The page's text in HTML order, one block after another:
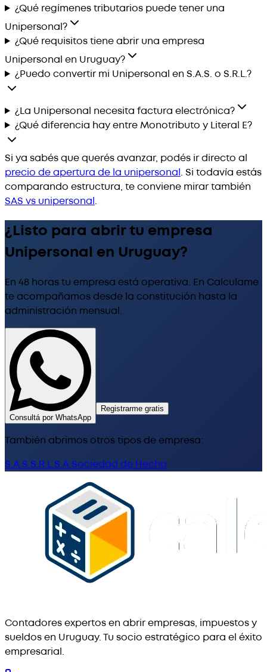
¿Qué regímenes tributarios puede tener una
Unipersonal?
¿Qué requisitos tiene abrir una empresa
Unipersonal en Uruguay?
¿Puedo convertir mi Unipersonal en S.A.S. o S.R.L.?
¿La Unipersonal necesita factura electrónica?
¿Qué diferencia hay entre Monotributo y Literal E?
Si ya sabés que querés avanzar, podés ir directo al
precio de apertura de la unipersonal. Si todavía estás
comparando estructura, te conviene mirar también
SAS vs unipersonal.
¿Listo para abrir tu empresa
Unipersonal en Uruguay?
En 48 horas tu empresa está operativa. En Calculame
te acompañamos desde la constitución hasta la
administración mensual.
Consultá por WhatsApp
Registrarme gratis
También abrimos otros tipos de empresa:
S.A.S.S.R.L.S.A.Sociedad de Hecho
Contadores expertos en abrir empresas, impuestos y
sueldos en Uruguay. Tu socio estratégico para el éxito
empresarial.